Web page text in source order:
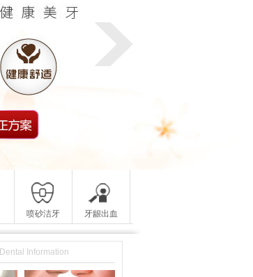
喷砂洁牙 牙龈出血
Dental Information